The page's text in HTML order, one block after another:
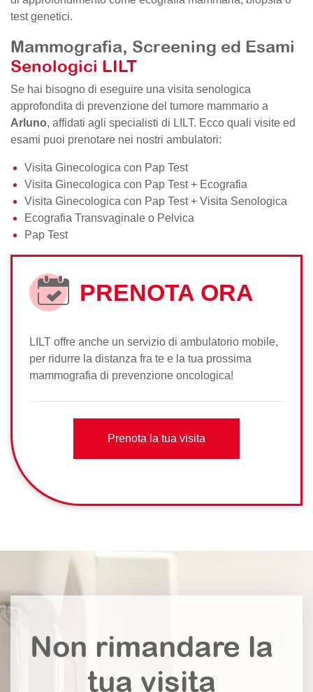
test genetici.
Mammografia, Screening ed Esami
Senologici LILT
Se hai bisogno di eseguire una visita senologica
approfondita di prevenzione del tumore mammario a
Arluno, affidati agli specialisti di LILT. Ecco quali visite ed
esami puoi prenotare nei nostri ambulatori:
Visita Ginecologica con Pap Test
Visita Ginecologica con Pap Test + Ecografia
Visita Ginecologica con Pap Test + Visita Senologica
Ecografia Transvaginale o Pelvica
Pap Test
PRENOTA ORA
LILT offre anche un servizio di ambulatorio mobile,
per ridurre la distanza fra te e la tua prossima
mammografia di prevenzione oncologica!
Prenota la tua visita
Non rimandare la
tua visita